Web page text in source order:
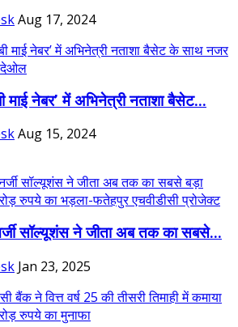
Aug 17, 2024
माई नेबर’ में अभिनेत्री नताशा बैसेट...
Aug 15, 2024
सॉल्यूशंस ने जीता अब तक का सबसे...
Jan 23, 2025